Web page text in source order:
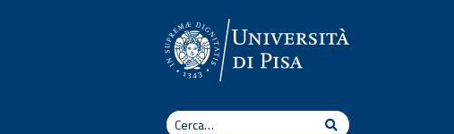
Cerca
Cerca